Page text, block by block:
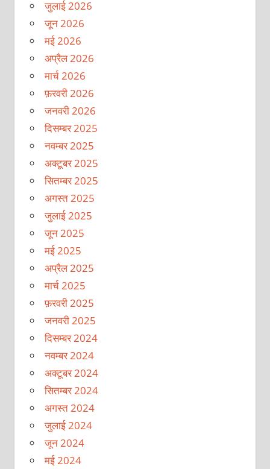
जुलाई 2026
जून 2026
मई 2026
अप्रैल 2026
मार्च 2026
फ़रवरी 2026
जनवरी 2026
दिसम्बर 2025
नवम्बर 2025
अक्टूबर 2025
सितम्बर 2025
अगस्त 2025
जुलाई 2025
जून 2025
मई 2025
अप्रैल 2025
मार्च 2025
फ़रवरी 2025
जनवरी 2025
दिसम्बर 2024
नवम्बर 2024
अक्टूबर 2024
सितम्बर 2024
अगस्त 2024
जुलाई 2024
जून 2024
मई 2024